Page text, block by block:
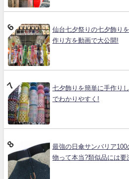
仙台七夕祭りの七夕飾り
作り方を動画で大公開!
七夕飾りを簡単に手作り
でわかりやすく!
最強の日傘サンバリア
物って本当?類似品には要